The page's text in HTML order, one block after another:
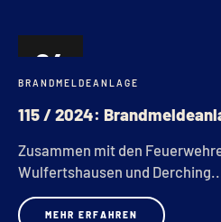
04
JULI
BRANDMELDEANLAGE
115 / 2024:
Zusammen mit den
Wulfertshausen und Derching...
MEHR ERFAHREN